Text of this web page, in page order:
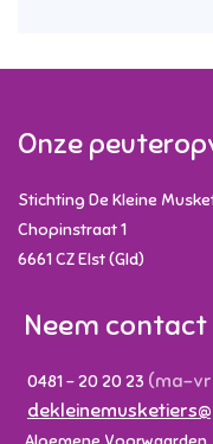
Onze
Stichting De Kleine
Chopinstraat 1
6661 CZElst (Gld)
Neem contact
0481 - 20 20 23 (ma-vr